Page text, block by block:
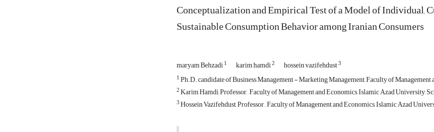
Conceptualization and Empirical Test of a Model of Individual,
Sustainable Consumption Behavior among Iranian Consumers
maryam Behzadi1 karim hamdi2 hossein vazifehdust3
1Ph.D. candidate of Business Management - Marketing Management, Faculty of
2Karim Hamdi, Professor, , Faculty of Management and Economics, Islamic Azad University,
3Hossein Vazifehdust, Professor, , Faculty of Management and Economics, Islamic Azad